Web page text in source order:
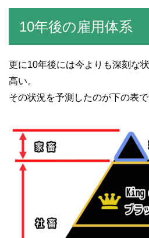
10年後の雇用体系
更に10年後には今よりも深刻な
高い。
その状況を予測したのが下の表で